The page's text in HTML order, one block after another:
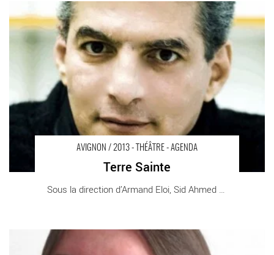
AVIGNON / 2013 - THÉÂTRE - AGENDA
Terre Sainte
Sous la direction d’Armand Eloi, Sid Ahmed [...]
Terre Sainte - Critique sortie Avignon / 2013 Avignon Chapelle
du verbe incarné
La vie jusqu’au bout - Critique sortie Avignon / 2013 Avignon
Théâtre du Chêne Noir